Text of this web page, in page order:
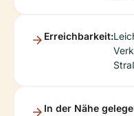
Erreichbarkeit:
In der Nähe